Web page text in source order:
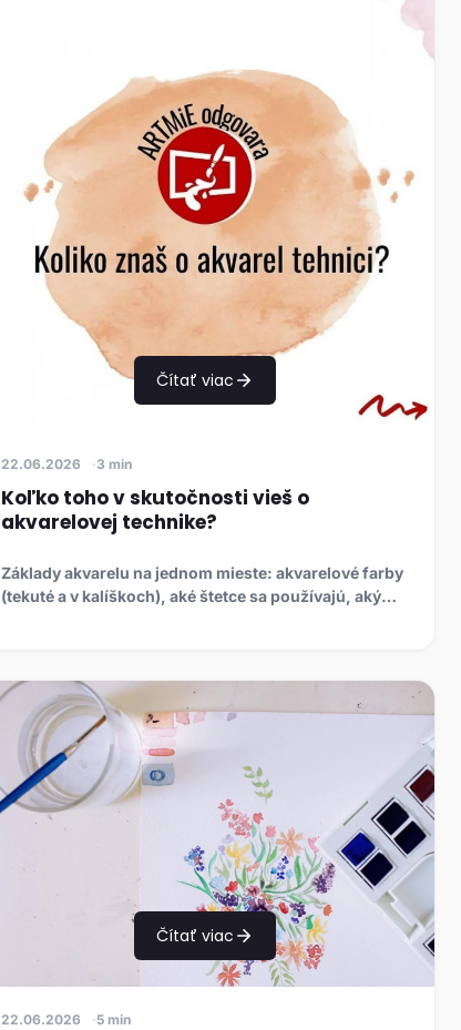
Čítať viac
22.06.2026 3 min
Koľko toho v skutočnosti vieš o
akvarelovej technike?
Základy akvarelu na jednom mieste: akvarelové farby
(tekuté a v kalíškoch), aké štetce sa používajú, aký
Čítať viac
22.06.2026 5 min